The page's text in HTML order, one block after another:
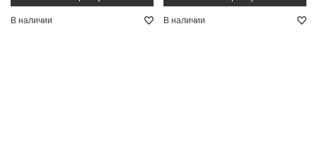
В наличии В наличии